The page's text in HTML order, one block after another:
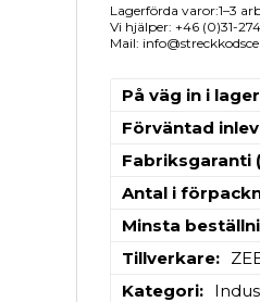
Lagerförda varor:1–3
Vi hjälper: +46 (0)31-
Mail:
På väg in i
Förväntad
Fabriksgaranti
Antal i
Minsta
Tillverkare
Kategori